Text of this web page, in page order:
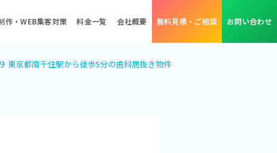
作・WEB集客対策 料金一覧 会社概要 無料見積・ご相談 お問い合わせ
東京都南千住駅から徒歩5分の歯科居抜き物件